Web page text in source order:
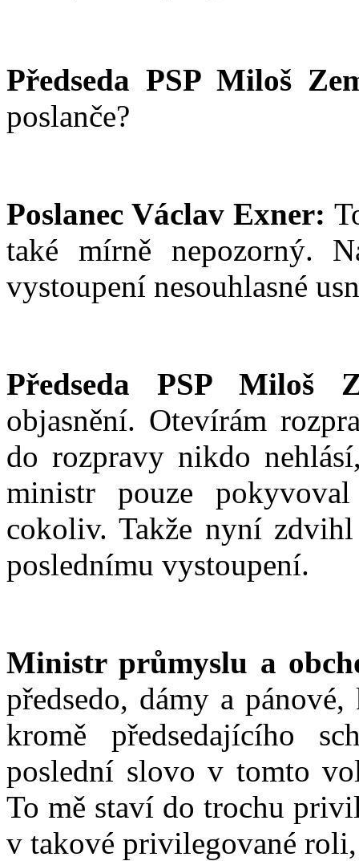
Předseda PSP Miloš
poslanče?
Poslanec Václav Exner:
také mírně nepozorný.
vystoupení nesouhlasné
Předseda PSP Miloš
objasnění. Otevírám
do rozpravy nikdo
ministr pouze
cokoliv. Takže nyní
poslednímu vystoupení.
Ministr průmyslu a
předsedo, dámy a
kromě předsedajícího
poslední slovo v tomto
To mě staví do trochu
v takové privilegované